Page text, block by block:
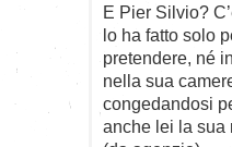
E Pier Silvio?
lo ha fatto solo
pretendere, né
nella sua
congedandosi
anche lei la sua